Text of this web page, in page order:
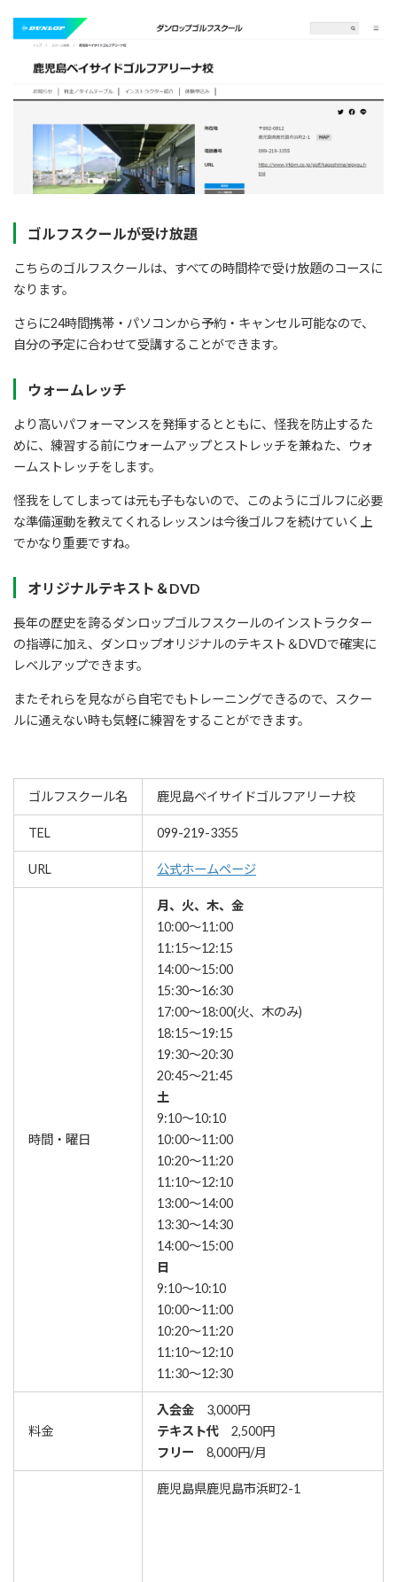
ゴルフスクールが受け放題
こちらのゴルフスクールは、すべての時間枠で受け放題のコースに
なります。
さらに24時間携帯・パソコンから予約・キャンセル可能なので、
自分の予定に合わせて受講することができます。
ウォームレッチ
より高いパフォーマンスを発揮するとともに、怪我を防止するた
めに、練習する前にウォームアップとストレッチを兼ねた、ウォ
ームストレッチをします。
怪我をしてしまっては元も子もないので、このようにゴルフに必要
な準備運動を教えてくれるレッスンは今後ゴルフを続けていく上
でかなり重要ですね。
オリジナルテキスト＆DVD
長年の歴史を誇るダンロップゴルフスクールのインストラクター
の指導に加え、ダンロップオリジナルのテキスト＆DVDで確実に
レベルアップできます。
またそれらを見ながら自宅でもトレーニングできるので、スクー
ルに通えない時も気軽に練習をすることができます。
ゴルフスクール名 鹿児島ベイサイドゴルフアリーナ校
TEL 099-219-3355
URL 公式ホームページ
時間・曜日
月、火、木、金
10:00～11:00
11:15～12:15
14:00～15:00
15:30～16:30
17:00～18:00(火、木のみ)
18:15～19:15
19:30～20:30
20:45～21:45
土
9:10～10:10
10:00～11:00
10:20～11:20
11:10～12:10
13:00～14:00
13:30～14:30
14:00～15:00
日
9:10～10:10
10:00～11:00
10:20～11:20
11:10～12:10
11:30～12:30
料金
入会金 3,000円
テキスト代 2,500円
フリー 8,000円/月
鹿児島県鹿児島市浜町2-1